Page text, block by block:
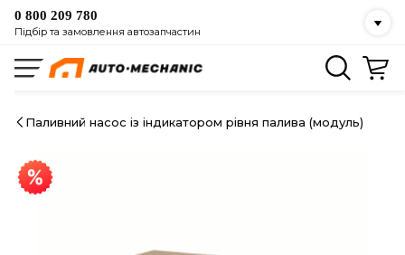
0 800 209 780
Підбір та замовлення автозапчастин
Паливний насос із індикатором рівня палива (модуль)